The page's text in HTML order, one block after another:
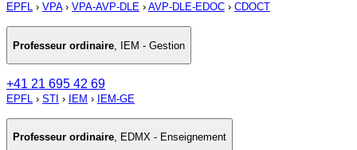
EPFL › VPA› VPA-AVP-DLE › AVP-DLE-EDOC › CDOCT
Professeur ordinaire IEM - Gestion
+41 21 695 42 69
EPFL › STI › IEM › IEM-GE
Professeur ordinaire, EDMX - Enseignement